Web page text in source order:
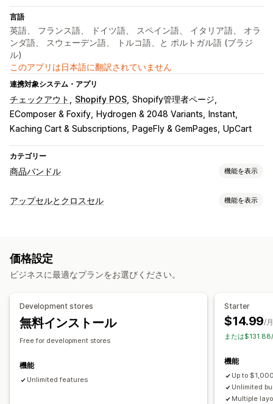
言語
英語、 フランス語、 ドイツ語、 スペイン語、 イタリア語、 オラ
ンダ語、 スウェーデン語、 トルコ語、と ポルトガル語 (ブラジ
ル)
このアプリは日本語に翻訳されていません
連携対象システム・アプリ
チェックアウト Shopify POS Shopify管理者ページ
EComposer & Foxify
Hydrogen & 2048 Variants
Instant
Kaching Cart & Subscriptions
PageFly & GemPages UpCart
カテゴリー
商品バンドル 機能を表示
バンドルタイプ
クロスセルバンドル
デジタル商品 カスタムバンドル
設定可能な価格設定方式
固定価格設定
段階的な価格設定
ディスカウント
一括価格設定
アップセルとクロスセル 機能を表示
カスタムCSS
複数通貨
複数言語 カスタムルール
保証
配送保証 無料ギフト
商品アドオン
おすすめ商品
よく同時購入される商品
ボリュームディスカウント
AIによるおすすめ
優先処理
価格設定
ビジネスに最適なプランをお選びください。
Development stores
無料インストール
Free for development stores
機能
Unlimited features
Starter
$14.99/
または
機能
Up to
Unlimited
Multiple